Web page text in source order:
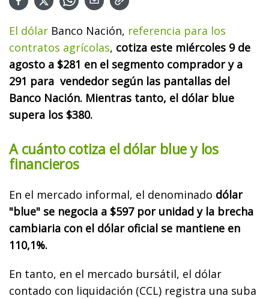
El dólar Banco Nación, referencia para los
contratos agrícolas, cotiza este miércoles 9 de
agosto a $281 en el segmento comprador y a
291 para vendedor según las pantallas del
Banco Nación. Mientras tanto, el dólar blue
supera los $380.
A cuánto cotiza el dólar blue y los
financieros
En el mercado informal, el denominado dólar
"blue" se negocia a $597 por unidad y la brecha
cambiaria con el dólar oficial se mantiene en
110,1%.
En tanto, en el mercado bursátil, el dólar
contado con liquidación (CCL) registra una suba